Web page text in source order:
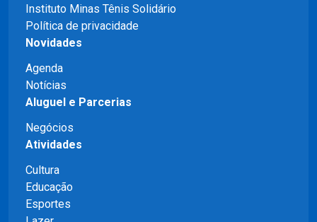
Instituto Minas Tênis Solidário
Política de privacidade
Novidades
Agenda
Notícias
Aluguel e Parcerias
Negócios
Atividades
Cultura
Educação
Esportes